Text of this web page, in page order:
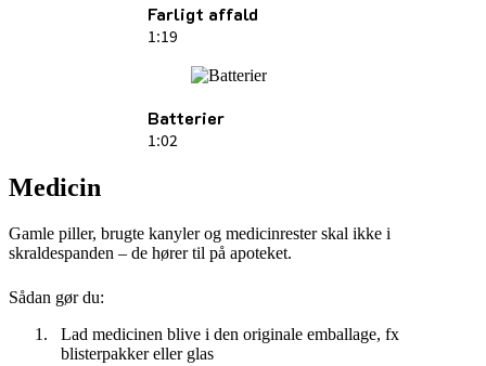
Farligt affald
1:19
Batterier
1:02
Medicin
Gamle piller, brugte kanyler og medicinrester skal ikke i
skraldespanden – de hører til på apoteket.
Sådan gør du:
Lad medicinen blive i den originale emballage, fx
blisterpakker eller glas